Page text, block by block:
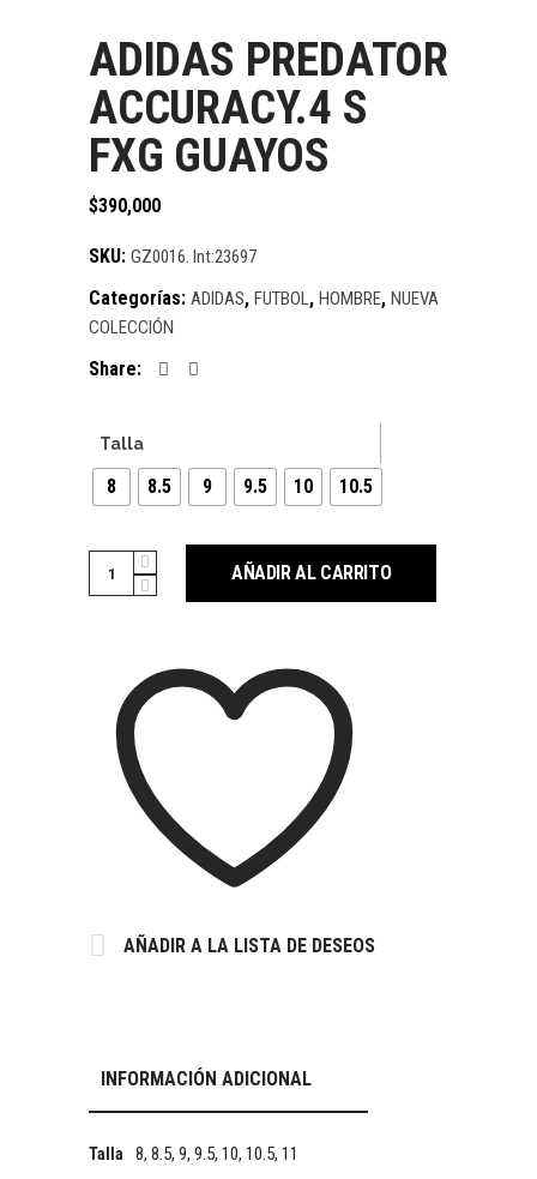
ADIDAS PREDATOR
ACCURACY.4 S
FXG GUAYOS
$390,000
SKU: GZ0016. Int:23697
Categorías: ADIDAS, FUTBOL, HOMBRE, NUEVA
COLECCIÓN
Share:
Talla
8 8.5 9 9.5 10 10.5
Cantidad AÑADIR AL CARRITO
AÑADIR A LA LISTA DE DESEOS
INFORMACIÓN ADICIONAL
Talla 8, 8.5, 9, 9.5, 10, 10.5, 11